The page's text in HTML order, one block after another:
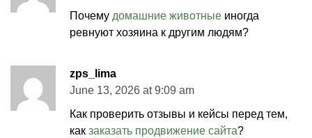
Почему домашние животные иногда
ревнуют хозяина к другим людям?
zps_lima
June 13, 2026 at 9:09 am
Как проверить отзывы и кейсы перед тем,
как заказать продвижение сайта?